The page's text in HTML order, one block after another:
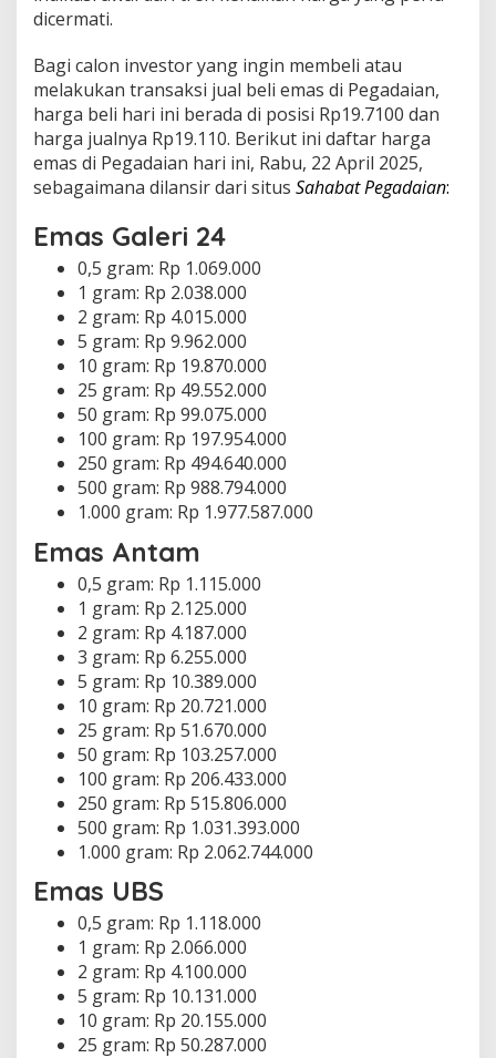
dicermati.
Bagi calon investor yang ingin membeli atau
melakukan transaksi jual beli emas di Pegadaian,
harga beli hari ini berada di posisi Rp19.7100 dan
harga jualnya Rp19.110. Berikut ini daftar harga
emas di Pegadaian hari ini, Rabu, 22 April 2025,
sebagaimana dilansir dari situs Sahabat Pegadaian:
Emas Galeri 24
0,5 gram: Rp 1.069.000
1 gram: Rp 2.038.000
2 gram: Rp 4.015.000
5 gram: Rp 9.962.000
10 gram: Rp 19.870.000
25 gram: Rp 49.552.000
50 gram: Rp 99.075.000
100 gram: Rp 197.954.000
250 gram: Rp 494.640.000
500 gram: Rp 988.794.000
1.000 gram: Rp 1.977.587.000
Emas Antam
0,5 gram: Rp 1.115.000
1 gram: Rp 2.125.000
2 gram: Rp 4.187.000
3 gram: Rp 6.255.000
5 gram: Rp 10.389.000
10 gram: Rp 20.721.000
25 gram: Rp 51.670.000
50 gram: Rp 103.257.000
100 gram: Rp 206.433.000
250 gram: Rp 515.806.000
500 gram: Rp 1.031.393.000
1.000 gram: Rp 2.062.744.000
Emas UBS
0,5 gram: Rp 1.118.000
1 gram: Rp 2.066.000
2 gram: Rp 4.100.000
5 gram: Rp 10.131.000
10 gram: Rp 20.155.000
25 gram: Rp 50.287.000